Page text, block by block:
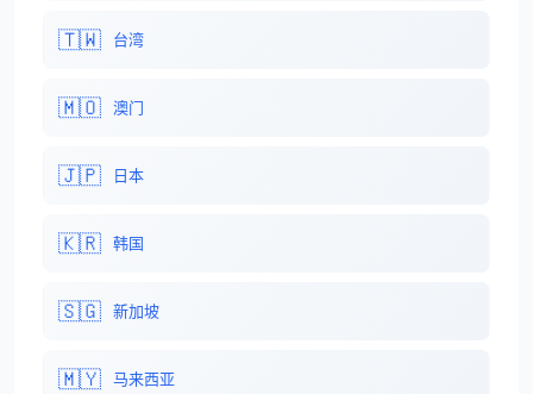
🇹🇼 台湾
🇲🇴 澳门
🇯🇵 日本
🇰🇷 韩国
🇸🇬 新加坡
🇲🇾 马来西亚